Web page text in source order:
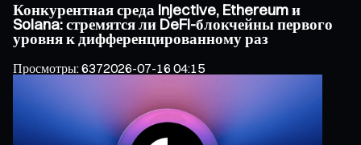
Конкурентная среда Injective, Ethereum и
Solana: стремятся ли DeFi-блокчейны первого
уровня к дифференцированному раз
Просмотры:6372026-07-16 04:15